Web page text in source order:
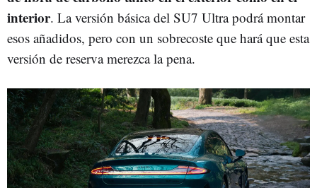
interior. La versión básica del SU7 Ultra podrá montar
esos añadidos, pero con un sobrecoste que hará que esta
versión de reserva merezca la pena.